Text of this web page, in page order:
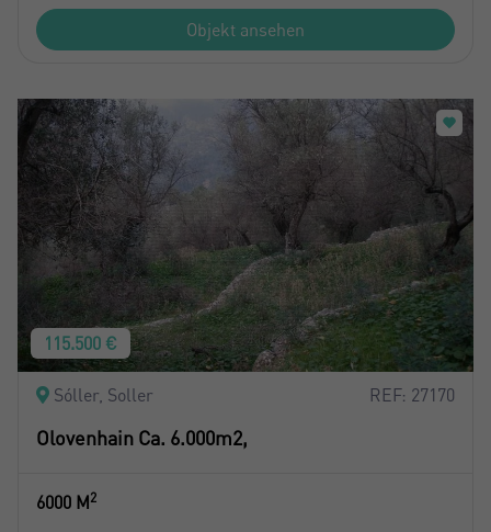
Objekt ansehen
115.500 €
Sóller, Soller REF: 27170
Olovenhain Ca. 6.000m2,
6000 M2
Mich Anmelden
Crear una cuenta